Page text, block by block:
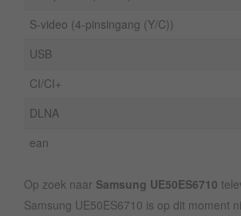
S-video (4-pinsingang (Y/C))
USB
CI/CI+
DLNA
ean
Op zoek naar Samsung UE50ES6710
Samsung UE50ES6710 is op dit moment